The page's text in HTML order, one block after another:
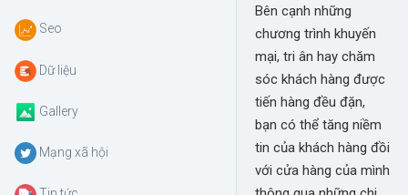
Seo
Dữ liệu
Gallery
Mạng xã hội
Bên cạnh những
chương trình khuyến
mại, tri ân hay chăm
sóc khách hàng được
tiến hàng đều đặn,
bạn có thể tăng niềm
tin của khách hàng đồi
với cửa hàng của mình